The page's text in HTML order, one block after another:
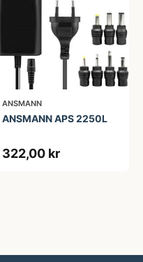
ANSMANN
ANSMANN APS 2250L
322,00 kr